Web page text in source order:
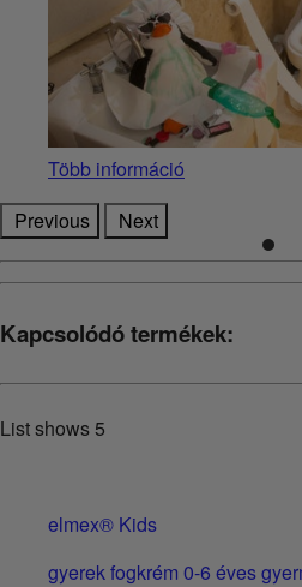
Több információ
Previous
Next
Kapcsolódó termékek:
List shows5
elmex® Kids
gyerek fogkrém 0-6 éves